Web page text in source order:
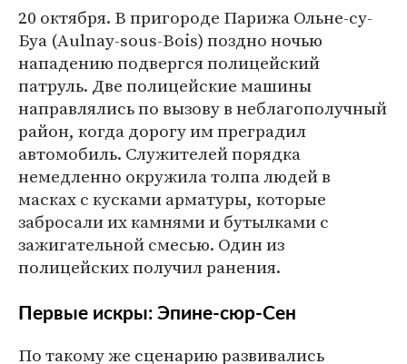
20 октября. В пригороде Парижа Ольне-су-
Буа (Aulnay-sous-Bois) поздно ночью
нападению подвергся полицейский
патруль. Две полицейские машины
направлялись по вызову в неблагополучный
район, когда дорогу им преградил
автомобиль. Служителей порядка
немедленно окружила толпа людей в
масках с кусками арматуры, которые
забросали их камнями и бутылками с
зажигательной смесью. Один из
полицейских получил ранения.
Первые искры: Эпине-сюр-Сен
По такому же сценарию развивались